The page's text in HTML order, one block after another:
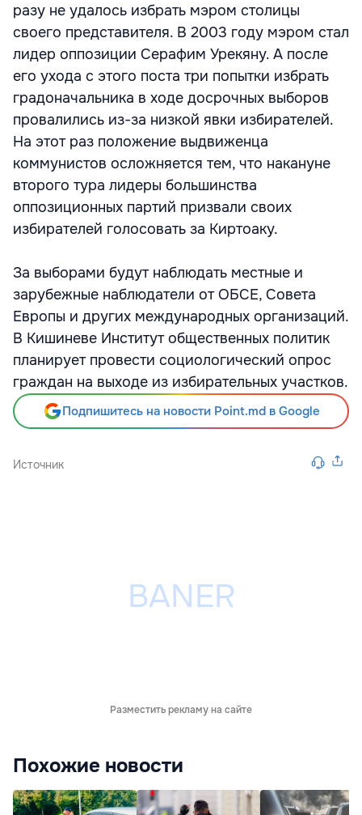
разу не удалось избрать мэром столицы
своего представителя. В 2003 году мэром стал
лидер оппозиции Серафим Урекяну. А после
его ухода с этого поста три попытки избрать
градоначальника в ходе досрочных выборов
провалились из-за низкой явки избирателей.
На этот раз положение выдвиженца
коммунистов осложняется тем, что накануне
второго тура лидеры большинства
оппозиционных партий призвали своих
избирателей голосовать за Киртоаку.
За выборами будут наблюдать местные и
зарубежные наблюдатели от ОБСЕ, Совета
Европы и других международных организаций.
В Кишиневе Институт общественных политик
планирует провести социологический опрос
граждан на выходе из избирательных участков.
Подпишитесь на новости Point.md в Google
Источник
Разместить рекламу на сайте
Похожие новости